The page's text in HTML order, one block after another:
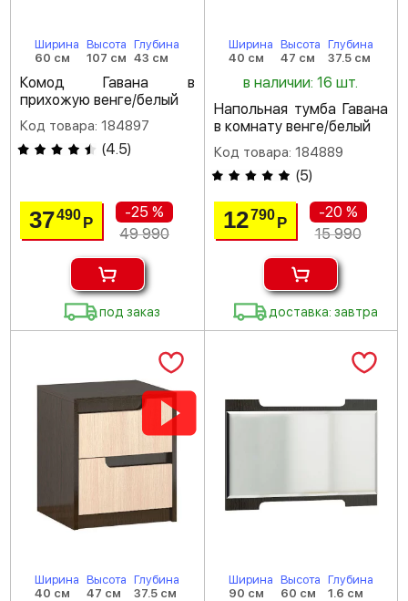
Ширина
60 см
Высота
107 см
Глубина
43 см
Комод Гавана в
прихожую венге/белый
Код товара: 184897
(4.5)
37490Р
-25 %
49 990
под заказ
Ширина
40 см
Высота
47 см
Глубина
37.5 см
в наличии: 16 шт.
Напольная тумба Гавана
в комнату венге/белый
Код товара: 184889
(5)
12790 Р
-20 %
15 990
доставка: завтра
Ширина
40 см
Высота
47 см
Глубина
37.5 см
Ширина
90 см
Высота
60 см
Глубина
1.6 см